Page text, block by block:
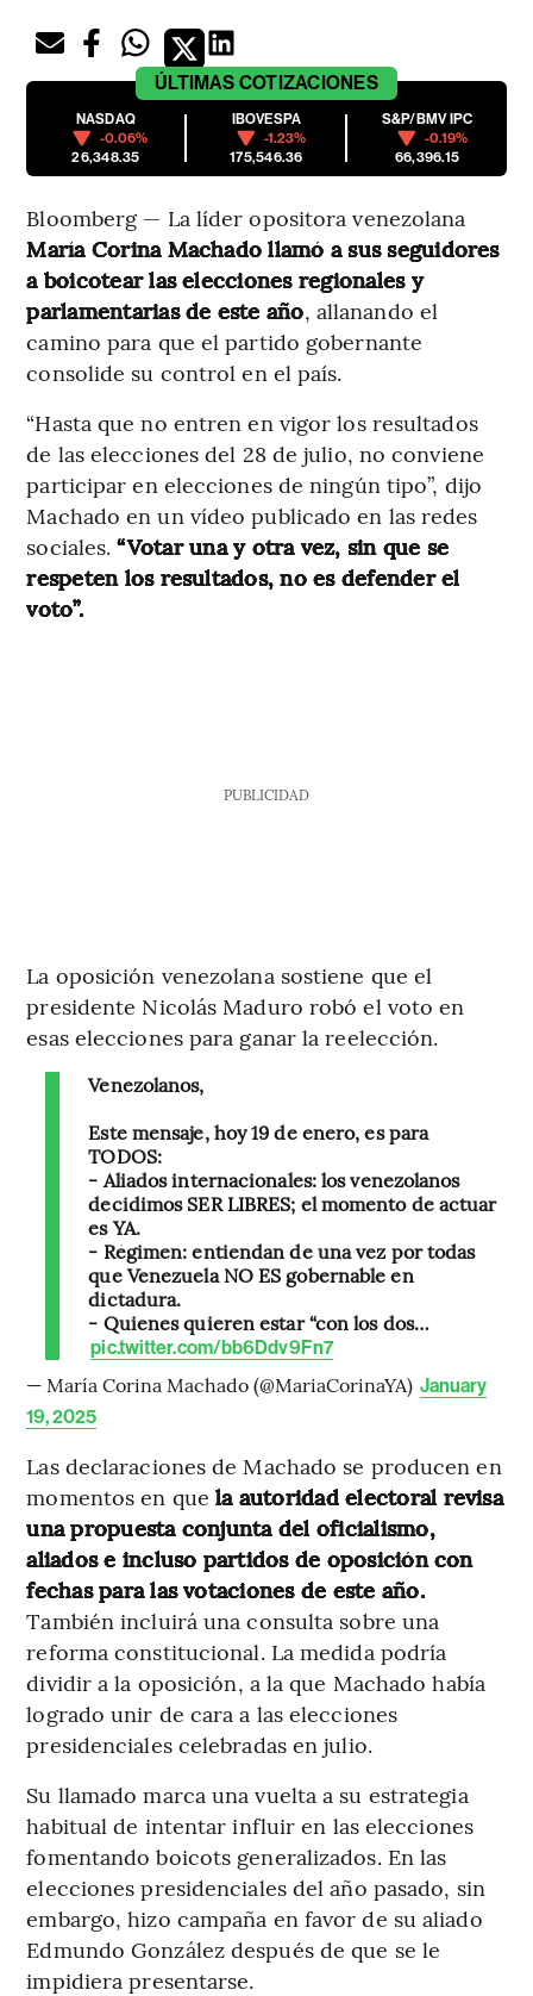
ÚLTIMAS COTIZACIONES
NASDAQ
-0.06%
26,348.35
IBOVESPA
-1.23%
175,546.36
S&P/BMV IPC
-0.19%
66,396.15
Bloomberg — La líder opositora venezolana
María Corina Machado llamó a sus seguidores
a boicotear las elecciones regionales y
parlamentarias de este año, allanando el
camino para que el partido gobernante
consolide su control en el país.
“Hasta que no entren en vigor los resultados
de las elecciones del 28 de julio, no conviene
participar en elecciones de ningún tipo”, dijo
Machado en un vídeo publicado en las redes
sociales.“Votar una y otra vez, sin que se
respeten los resultados, no es defender el
voto”.
PUBLICIDAD
La oposición venezolana sostiene que el
presidente Nicolás Maduro robó el voto en
esas elecciones para ganar la reelección.
Venezolanos,
Este mensaje, hoy 19 de enero, es para
TODOS:
- Aliados internacionales: los venezolanos
decidimos SER LIBRES; el momento de actuar
es YA.
- Régimen: entiendan de una vez por todas
que Venezuela NO ES gobernable en
dictadura.
- Quienes quieren estar “con los dos…
pic.twitter.com/bb6Ddv9Fn7
— María Corina Machado (@MariaCorinaYA) January
19, 2025
Las declaraciones de Machado se producen en
momentos en que la autoridad electoral revisa
una propuesta conjunta del oficialismo,
aliados e incluso partidos de oposición con
fechas para las votaciones de este año.
También incluirá una consulta sobre una
reforma constitucional. La medida podría
dividir a la oposición, a la que Machado había
logrado unir de cara a las elecciones
presidenciales celebradas en julio.
Su llamado marca una vuelta a su estrategia
habitual de intentar influir en las elecciones
fomentando boicots generalizados. En las
elecciones presidenciales del año pasado, sin
embargo, hizo campaña en favor de su aliado
Edmundo González después de que se le
impidiera presentarse.